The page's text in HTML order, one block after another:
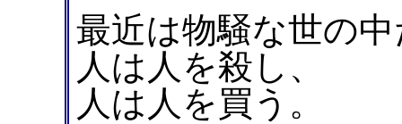
最近は物騒な世の
人は人を殺し、
人は人を買う。